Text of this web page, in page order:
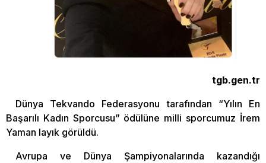
tgb.gen.tr
Dünya Tekvando Federasyonu tarafından “Yılın En
Başarılı Kadın Sporcusu” ödülüne milli sporcumuz İrem
Yaman layık görüldü.
Avrupa ve Dünya Şampiyonalarında kazandığı